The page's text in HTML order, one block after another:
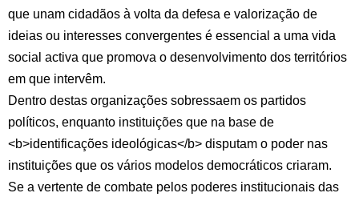
que unam cidadãos à volta da defesa e valorização de
ideias ou interesses convergentes é essencial a uma vida
social activa que promova o desenvolvimento dos territórios
em que intervêm.
Dentro destas organizações sobressaem os partidos
políticos, enquanto instituições que na base de
<b>identificações ideológicas</b> disputam o poder nas
instituições que os vários modelos democráticos criaram.
Se a vertente de combate pelos poderes institucionais das